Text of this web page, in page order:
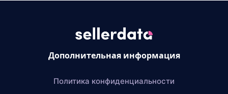
Дополнительная информация
Политика конфиденциальности